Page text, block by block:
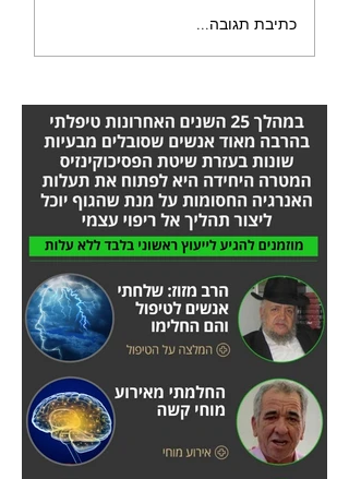
מחקרים על מחלות סרטן
זריף
כתיבת תגובה...